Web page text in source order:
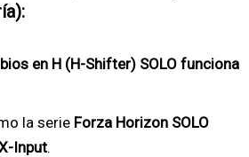
en H (H-Shifter) SOLO funciona
la serie Forza Horizon SOLO
Input.